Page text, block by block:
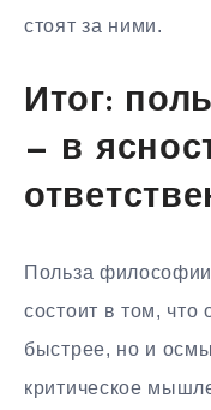
стоят за ними.
Итог:
— в
Польза
состоит в том, что
быстрее, но и
критическое